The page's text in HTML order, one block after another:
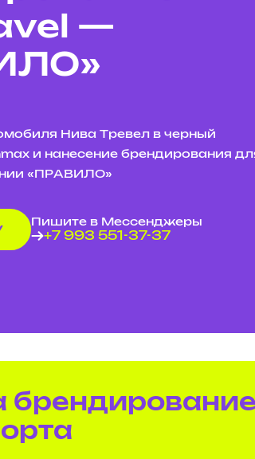
—
Нива Тревел в черный
и нанесение брендирования
«ПРАВИЛО»
Пишите в Мессенджеры
+7 993 551-37-37
брендирование